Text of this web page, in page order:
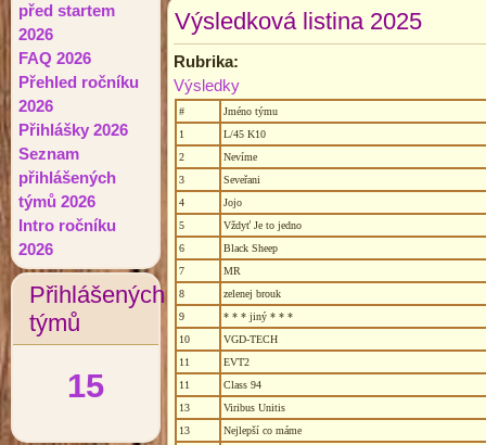
před startem
2026
FAQ 2026
Přehled ročníku
2026
Přihlášky 2026
Seznam
přihlášených
týmů 2026
Intro ročníku
2026
Přihlášených
týmů
15
Výsledková listina 2025
Rubrika:
Výsledky
#
Jméno týmu
1
L/45 K10
2
Nevíme
3
Seveřani
4
Jojo
5
Vždyť Je to jedno
6
Black Sheep
7
MR
8
zelenej brouk
9
* * * jiný * * *
10
VGD-TECH
11
EVT2
11
Class 94
13
Viribus Unitis
13
Nejlepší co máme